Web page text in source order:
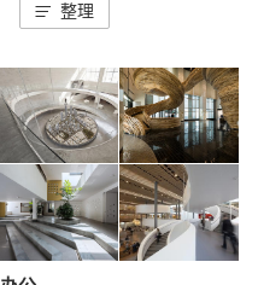
整理